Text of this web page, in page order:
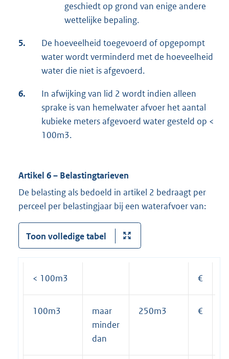
geschiedt op grond van enige andere
wettelijke bepaling.
5.
De hoeveelheid toegevoerd of opgepompt
water wordt verminderd met de hoeveelheid
water die niet is afgevoerd.
6.
In afwijking van lid 2 wordt indien alleen
sprake is van hemelwater afvoer het aantal
kubieke meters afgevoerd water gesteld op <
100m3.
Artikel 6 – Belastingtarieven
De belasting als bedoeld in artikel 2 bedraagt per
perceel per belastingjaar bij een waterafvoer van:
Toon volledige tabel
< 100m3 €
100m3
maar
minder
dan
250m3 €